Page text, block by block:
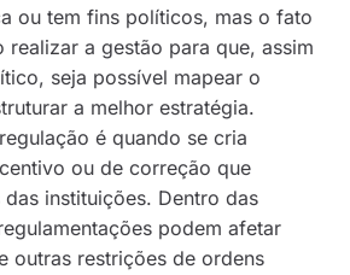
ou tem fins políticos, mas o fato
realizar a gestão para que, assim
seja possível mapear o
a melhor estratégia.
é quando se cria
ou de correção que
instituições. Dentro das
podem afetar
outras restrições de ordens